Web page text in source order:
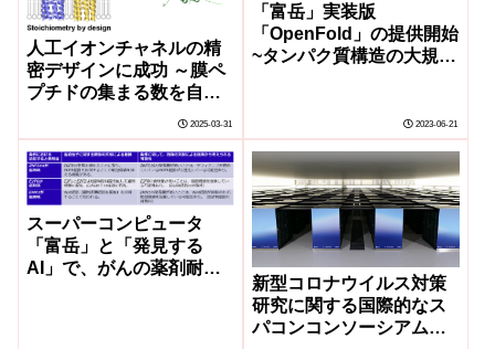
人工イオンチャネルの精
密デザインに成功 ～膜ペ
プチドの集まる数を自在
へ～
2025-03-31
「富岳」実装版
「OpenFold」の提供開始
~タンパク質構造の大規模
2023-06-21
スーパーコンピュータ
「富岳」と「発見する
AI」で、がんの薬剤耐性
新型コロナウイルス対策
研究に関する国際的なス
パコンコンソーシアムへ